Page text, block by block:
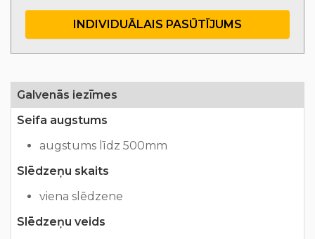
INDIVIDUĀLAIS PASŪTĪJUMS
Galvenās iezīmes
Seifa augstums
augstums līdz 500mm
Slēdzeņu skaits
viena slēdzene
Slēdzeņu veids